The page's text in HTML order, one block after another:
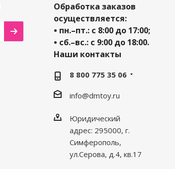
Обработка заказов
осуществляется:
• пн.–пт.: с 8:00 до 17:00;
• сб.–вс.: с 9:00 до 18:00.
Наши контакты
8 800 775 35 06
info@dmtoy.ru
Юридический
адрес: 295000, г.
Симферополь,
ул.Серова, д.4, кв.17